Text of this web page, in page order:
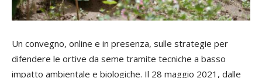
Un convegno, online e in presenza, sulle strategie per
difendere le ortive da seme tramite tecniche a basso
impatto ambientale e biologiche. Il 28 maggio 2021, dalle